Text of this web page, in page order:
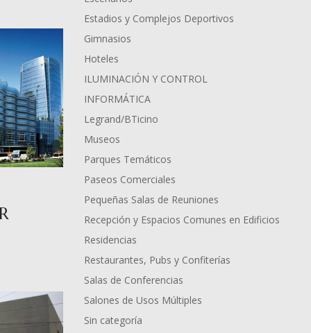
Estadios y Complejos Deportivos
Gimnasios
Hoteles
ILUMINACIÓN Y CONTROL
INFORMÁTICA
Legrand/BTicino
Museos
Parques Temáticos
Paseos Comerciales
Pequeñas Salas de Reuniones
Recepción y Espacios Comunes en Edificios
Residencias
Restaurantes, Pubs y Confiterías
Salas de Conferencias
Salones de Usos Múltiples
Sin categoría